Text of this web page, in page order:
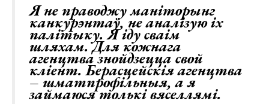
Я не праводжу маніторынг
канкурэнтаў, не аналізую іх
палітыку. Я іду сваім
шляхам. Для кожнага
агенцтва знойдзецца свой
кліент. Берасцейскія агенцтва
– шматпрофільныя, а я
займаюся толькі вяселлямі.